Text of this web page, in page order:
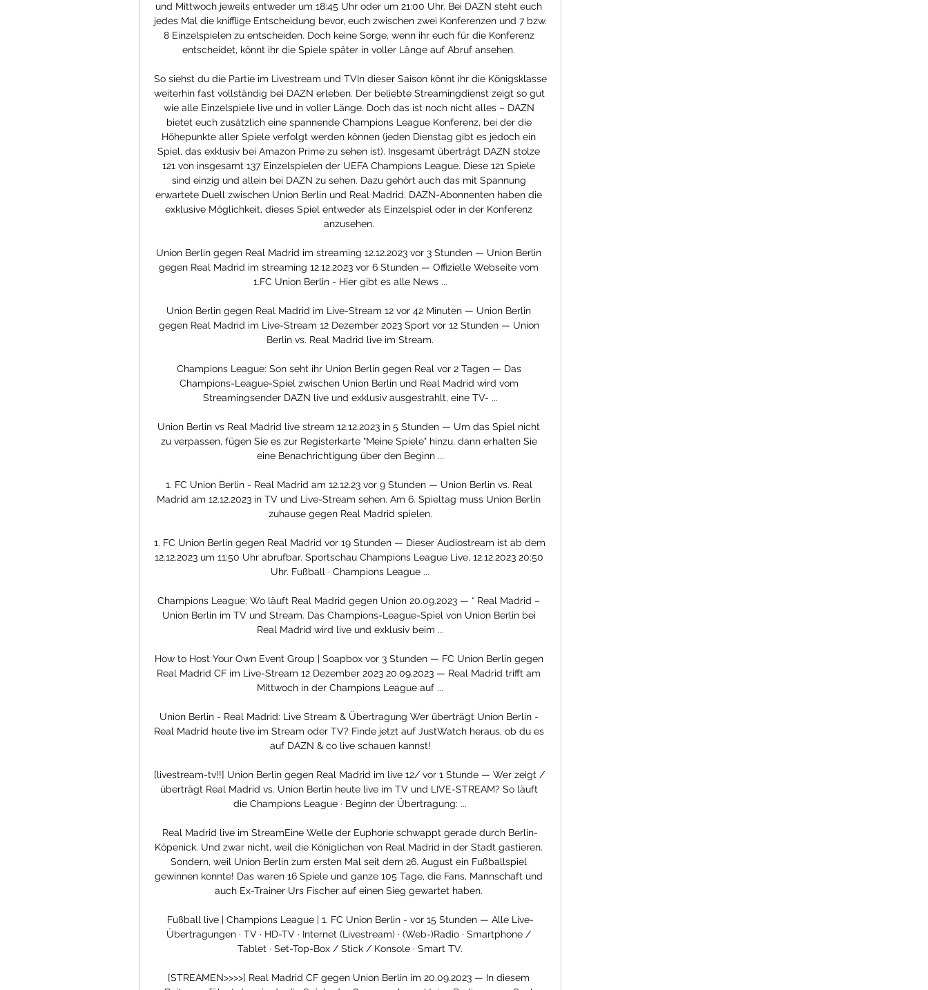
und Mittwoch jeweils entweder um 18:45 Uhr oder um 21:00 Uhr. Bei DAZN steht euch
jedes Mal die knifflige Entscheidung bevor, euch zwischen zwei Konferenzen und 7 bzw.
8 Einzelspielen zu entscheiden. Doch keine Sorge, wenn ihr euch für die Konferenz
entscheidet, könnt ihr die Spiele später in voller Länge auf Abruf ansehen.
So siehst du die Partie im Livestream und TVIn dieser Saison könnt ihr die Königsklasse
weiterhin fast vollständig bei DAZN erleben. Der beliebte Streamingdienst zeigt so gut
wie alle Einzelspiele live und in voller Länge. Doch das ist noch nicht alles – DAZN
bietet euch zusätzlich eine spannende Champions League Konferenz, bei der die
Höhepunkte aller Spiele verfolgt werden können (jeden Dienstag gibt es jedoch ein
Spiel, das exklusiv bei Amazon Prime zu sehen ist). Insgesamt überträgt DAZN stolze
121 von insgesamt 137 Einzelspielen der UEFA Champions League. Diese 121 Spiele
sind einzig und allein bei DAZN zu sehen. Dazu gehört auch das mit Spannung
erwartete Duell zwischen Union Berlin und Real Madrid. DAZN-Abonnenten haben die
exklusive Möglichkeit, dieses Spiel entweder als Einzelspiel oder in der Konferenz
anzusehen.
Union Berlin gegen Real Madrid im streaming 12.12.2023 vor 3 Stunden — Union Berlin
gegen Real Madrid im streaming 12.12.2023 vor 6 Stunden — Offizielle Webseite vom
1.FC Union Berlin - Hier gibt es alle News ...
Union Berlin gegen Real Madrid im Live-Stream 12 vor 42 Minuten — Union Berlin
gegen Real Madrid im Live-Stream 12 Dezember 2023 Sport vor 12 Stunden — Union
Berlin vs. Real Madrid live im Stream.
Champions League: Son seht ihr Union Berlin gegen Real vor 2 Tagen — Das
Champions-League-Spiel zwischen Union Berlin und Real Madrid wird vom
Streamingsender DAZN live und exklusiv ausgestrahlt, eine TV- ...
Union Berlin vs Real Madrid live stream 12.12.2023 in 5 Stunden — Um das Spiel nicht
zu verpassen, fügen Sie es zur Registerkarte "Meine Spiele" hinzu, dann erhalten Sie
eine Benachrichtigung über den Beginn ...
1. FC Union Berlin - Real Madrid am 12.12.23 vor 9 Stunden — Union Berlin vs. Real
Madrid am 12.12.2023 in TV und Live-Stream sehen. Am 6. Spieltag muss Union Berlin
zuhause gegen Real Madrid spielen.
1. FC Union Berlin gegen Real Madrid vor 19 Stunden — Dieser Audiostream ist ab dem
12.12.2023 um 11:50 Uhr abrufbar. Sportschau Champions League Live, 12.12.2023 20:50
Uhr. Fußball · Champions League ...
Champions League: Wo läuft Real Madrid gegen Union 20.09.2023 — “ Real Madrid –
Union Berlin im TV und Stream. Das Champions-League-Spiel von Union Berlin bei
Real Madrid wird live und exklusiv beim ...
How to Host Your Own Event Group | Soapbox vor 3 Stunden — FC Union Berlin gegen
Real Madrid CF im Live-Stream 12 Dezember 2023 20.09.2023 — Real Madrid trifft am
Mittwoch in der Champions League auf ...
Union Berlin - Real Madrid: Live Stream & Übertragung Wer überträgt Union Berlin -
Real Madrid heute live im Stream oder TV? Finde jetzt auf JustWatch heraus, ob du es
auf DAZN & co live schauen kannst!
[livestream-tv!!] Union Berlin gegen Real Madrid im live 12/ vor 1 Stunde — Wer zeigt /
überträgt Real Madrid vs. Union Berlin heute live im TV und LIVE-STREAM? So läuft
die Champions League · Beginn der Übertragung: ...
Real Madrid live im StreamEine Welle der Euphorie schwappt gerade durch Berlin-
Köpenick. Und zwar nicht, weil die Königlichen von Real Madrid in der Stadt gastieren.
Sondern, weil Union Berlin zum ersten Mal seit dem 26. August ein Fußballspiel
gewinnen konnte! Das waren 16 Spiele und ganze 105 Tage, die Fans, Mannschaft und
auch Ex-Trainer Urs Fischer auf einen Sieg gewartet haben.
Fußball live | Champions League | 1. FC Union Berlin - vor 15 Stunden — Alle Live-
Übertragungen · TV · HD-TV · Internet (Livestream) · (Web-)Radio · Smartphone /
Tablet · Set-Top-Box / Stick / Konsole · Smart TV.
[STREAMEN>>>>] Real Madrid CF gegen Union Berlin im 20.09.2023 — In diesem